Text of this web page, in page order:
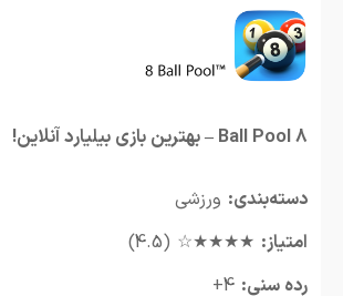
8 Ball Pool – بهترین بازی بیلیارد آنلاین!
دسته‌بندی: ورزشی
امتیاز: ★★★★☆ (4.5)
رده سنی: